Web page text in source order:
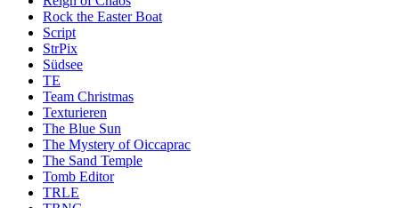
Rock the Easter Boat
Script
StrPix
Südsee
TE
Team Christmas
Texturieren
The Blue Sun
The Mystery of Oiccaprac
The Sand Temple
Tomb Editor
TRLE